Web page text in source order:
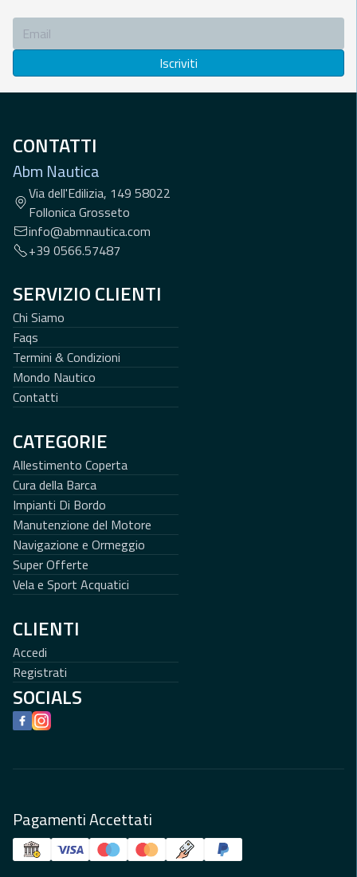
Iscriviti
CONTATTI
Abm Nautica
Via dell'Edilizia, 149 58022
Follonica Grosseto
info@abmnautica.com
+39 0566.57487
SERVIZIO CLIENTI
Chi Siamo
Faqs
Termini & Condizioni
Mondo Nautico
Contatti
CATEGORIE
Allestimento Coperta
Cura della Barca
Impianti Di Bordo
Manutenzione del Motore
Navigazione e Ormeggio
Super Offerte
Vela e Sport Acquatici
CLIENTI
Accedi
Registrati
SOCIALS
Facebook
Instagram
Pagamenti Accettati